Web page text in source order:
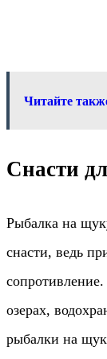
Читайте
Снасти
Рыбалка на
снасти, ведь
озерах,
рыбалки на